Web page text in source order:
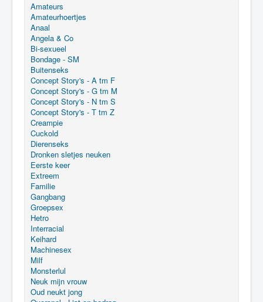
Amateurs
Amateurhoertjes
Anaal
Angela & Co
Bi-sexueel
Bondage - SM
Buitenseks
Concept Story's - A tm F
Concept Story's - G tm M
Concept Story's - N tm S
Concept Story's - T tm Z
Creampie
Cuckold
Dierenseks
Dronken sletjes neuken
Eerste keer
Extreem
Familie
Gangbang
Groepsex
Hetro
Interracial
Keihard
Machinesex
Milf
Monsterlul
Neuk mijn vrouw
Oud neukt jong